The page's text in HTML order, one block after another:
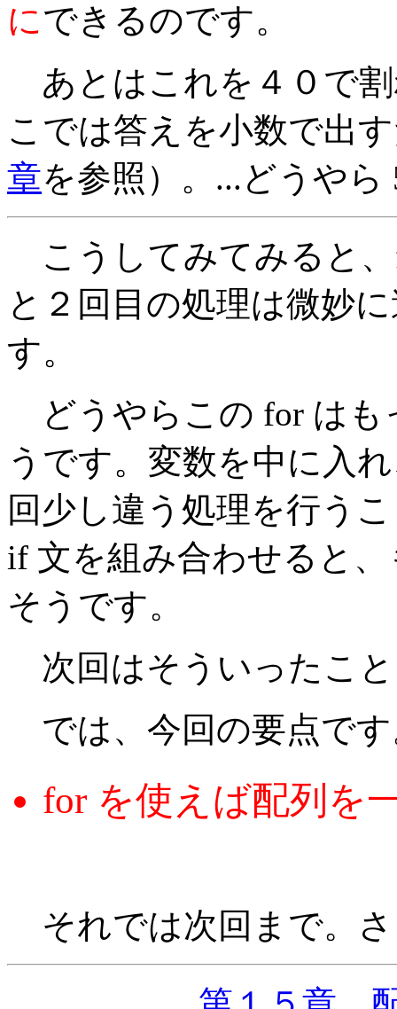
にできるのです。
あとはこれを４０で
こでは答えを小数で出
章を参照）。...どうやら
こうしてみてみると
と２回目の処理は微妙
す。
どうやらこの for はも
うです。変数を中に入
回少し違う処理を行う
if 文を組み合わせると
そうです。
次回はそういったこ
では、今回の要点で
for を使えば配列を
それでは次回まで。